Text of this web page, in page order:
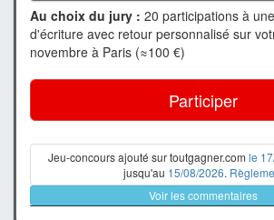
Au choix du jury : 20 participations à
d'écriture avec retour personnalisé sur
novembre à Paris (≈100 €)
Participer
Jeu-concours ajouté sur toutgagner.com le
jusqu'au 15/08/2026.
Voir les commentaires